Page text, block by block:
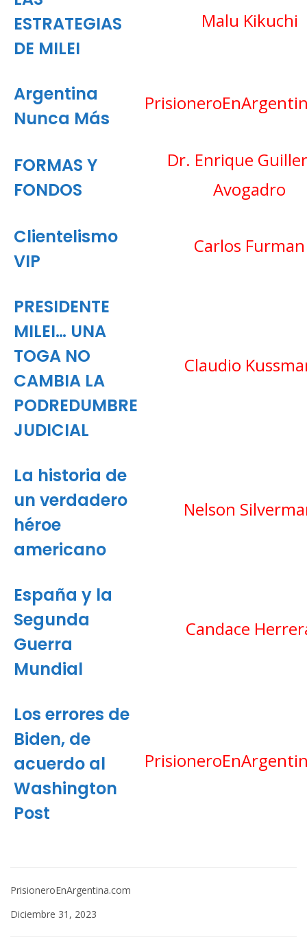
ESTRATEGIAS
DE MILEI
Malu Kikuchi
Argentina
Nunca Más
FORMAS Y
FONDOS
Dr. Enrique
Avogadro
Clientelismo
VIP
Carlos Furman
PRESIDENTE
MILEI… UNA
TOGA NO
CAMBIA LA
PODREDUMBRE
JUDICIAL
Claudio
La historia de
un verdadero
héroe
americano
Nelson
España y la
Segunda
Guerra
Mundial
Candace
Los errores de
Biden, de
acuerdo al
Washington
Post
PrisioneroEnArgentina.com
Diciembre 31, 2023